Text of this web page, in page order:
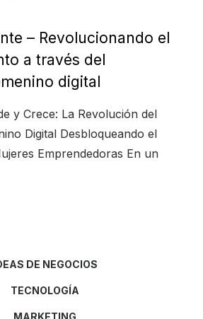
– Revolucionando el
a través del
digital
y Crece: La Revolución del
Digital Desbloqueando el
Emprendedoras En un
DE NEGOCIOS
TECNOLOGÍA
MARKETING